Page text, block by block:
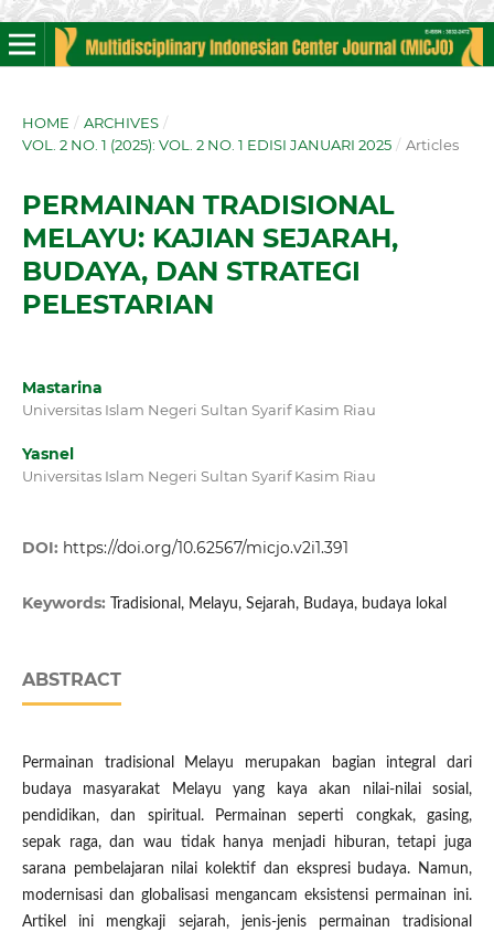
HOME / ARCHIVES /
VOL. 2 NO. 1 (2025): VOL. 2 NO. 1 EDISI JANUARI 2025 / Articles
PERMAINAN TRADISIONAL
MELAYU: KAJIAN SEJARAH,
BUDAYA, DAN STRATEGI
PELESTARIAN
Mastarina
Universitas Islam Negeri Sultan Syarif Kasim Riau
Yasnel
Universitas Islam Negeri Sultan Syarif Kasim Riau
DOI: https://doi.org/10.62567/micjo.v2i1.391
Keywords: Tradisional, Melayu, Sejarah, Budaya, budaya lokal
ABSTRACT
Permainan tradisional Melayu merupakan bagian integral dari
budaya masyarakat Melayu yang kaya akan nilai-nilai sosial,
pendidikan, dan spiritual. Permainan seperti congkak, gasing,
sepak raga, dan wau tidak hanya menjadi hiburan, tetapi juga
sarana pembelajaran nilai kolektif dan ekspresi budaya. Namun,
modernisasi dan globalisasi mengancam eksistensi permainan ini.
Artikel ini mengkaji sejarah, jenis-jenis permainan tradisional